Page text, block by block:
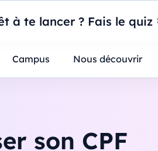
à te lancer ? Fais le quiz
à Power BI : construisez votre
Campus Nous découvrir
son CPF